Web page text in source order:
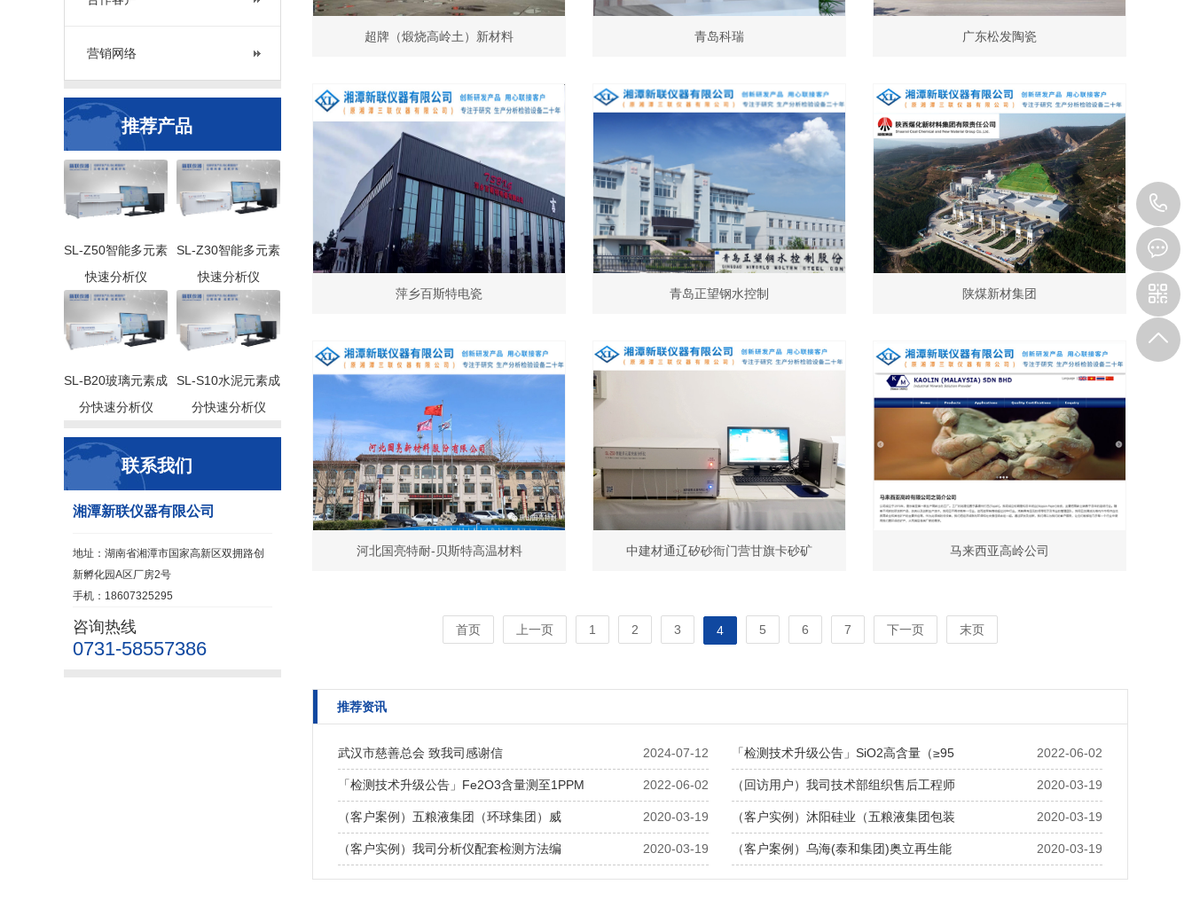
营销网络
推荐产品
SL-Z50智能多元素
快速分析仪
SL-Z30智能多元素
快速分析仪
SL-B20玻璃元素成
分快速分析仪
SL-S10水泥元素成
分快速分析仪
联系我们
湘潭新联仪器有限公司
地址：湖南省湘潭市国家高新区双拥路创
新孵化园A区厂房2号
手机：18607325295
咨询热线
0731-58557386
超牌（煅烧高岭土）新材料 青岛科瑞 广东松发陶瓷
萍乡百斯特电瓷 青岛正望钢水控制 陕煤新材集团
河北国亮特耐-贝斯特高温材料 中建材通辽矽砂衙门营甘旗卡砂矿 马来西亚高岭公司
首页 上一页 1 2 3 4 5 6 7 下一页 末页
推荐资讯
2024-07-12
武汉市慈善总会 致我司感谢信 2022-06-02
「检测技术升级公告」SiO2高含量（≥95
2022-06-02
「检测技术升级公告」Fe2O3含量测至1PPM 2020-03-19
（回访用户）我司技术部组织售后工程师
2020-03-19
（客户案例）五粮液集团（环球集团）威 2020-03-19
（客户实例）沐阳硅业（五粮液集团包装
2020-03-19
（客户实例）我司分析仪配套检测方法编 2020-03-19
（客户案例）乌海(泰和集团)奥立再生能